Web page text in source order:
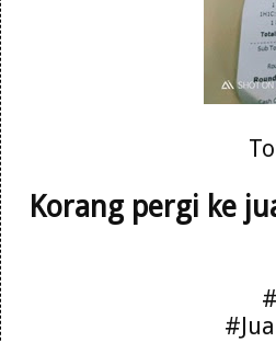
Korang pergi ke